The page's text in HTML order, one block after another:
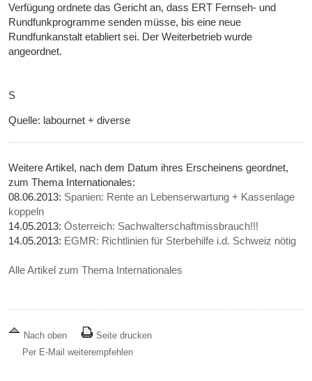
Verfügung ordnete das Gericht an, dass ERT Fernseh- und
Rundfunkprogramme senden müsse, bis eine neue
Rundfunkanstalt etabliert sei. Der Weiterbetrieb wurde
angeordnet.
S
Quelle: labournet + diverse
Weitere Artikel, nach dem Datum ihres Erscheinens geordnet,
zum Thema Internationales:
08.06.2013: Spanien: Rente an Lebenserwartung + Kassenlage
koppeln
14.05.2013:Österreich: Sachwalterschaftmissbrauch!!!
14.05.2013: EGMR: Richtlinien für Sterbehilfe i.d. Schweiz nötig
Alle Artikel zum Thema Internationales
Nach oben
Seite drucken
Per E-Mail weiterempfehlen